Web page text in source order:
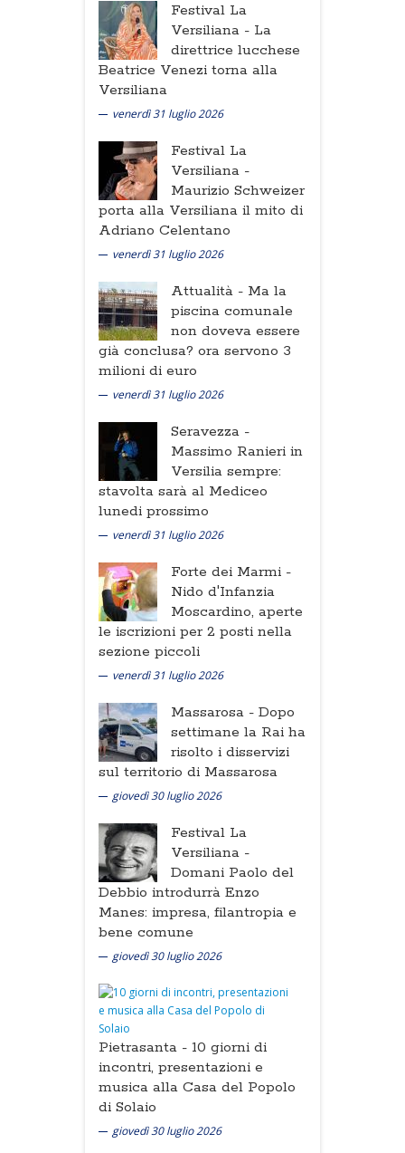
Festival La
Versiliana - La
direttrice lucchese
Beatrice Venezi torna alla
Versiliana
venerdì 31 luglio 2026
Festival La
Versiliana -
Maurizio Schweizer
porta alla Versiliana il mito di
Adriano Celentano
venerdì 31 luglio 2026
Attualità - Ma la
piscina comunale
non doveva essere
già conclusa? ora servono 3
milioni di euro
venerdì 31 luglio 2026
Seravezza -
Massimo Ranieri in
Versilia sempre:
stavolta sarà al Mediceo
lunedi prossimo
venerdì 31 luglio 2026
Forte dei Marmi -
Nido d'Infanzia
Moscardino, aperte
le iscrizioni per 2 posti nella
sezione piccoli
venerdì 31 luglio 2026
Massarosa - Dopo
settimane la Rai ha
risolto i disservizi
sul territorio di Massarosa
giovedì 30 luglio 2026
Festival La
Versiliana -
Domani Paolo del
Debbio introdurrà Enzo
Manes: impresa, filantropia e
bene comune
giovedì 30 luglio 2026
Pietrasanta - 10 giorni di
incontri, presentazioni e
musica alla Casa del Popolo
di Solaio
giovedì 30 luglio 2026